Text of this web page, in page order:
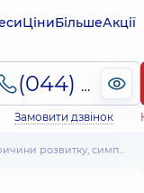
ЦіниБільшеАкції
(044) 495-2-888
Замовити дзвінок
симптоми, методи лікування